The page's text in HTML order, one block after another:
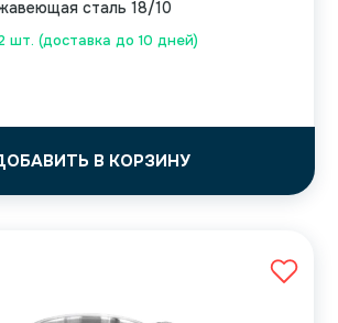
шт. (доставка до 10 дней)
сталь 18/10
В КОРЗИНУ